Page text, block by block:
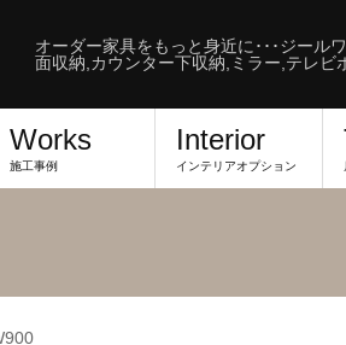
オーダー家具をもっと身近に･･･ジール
面収納,カウンター下収納,ミラー,テレ
Works
施工事例
Interior
インテリアオプション